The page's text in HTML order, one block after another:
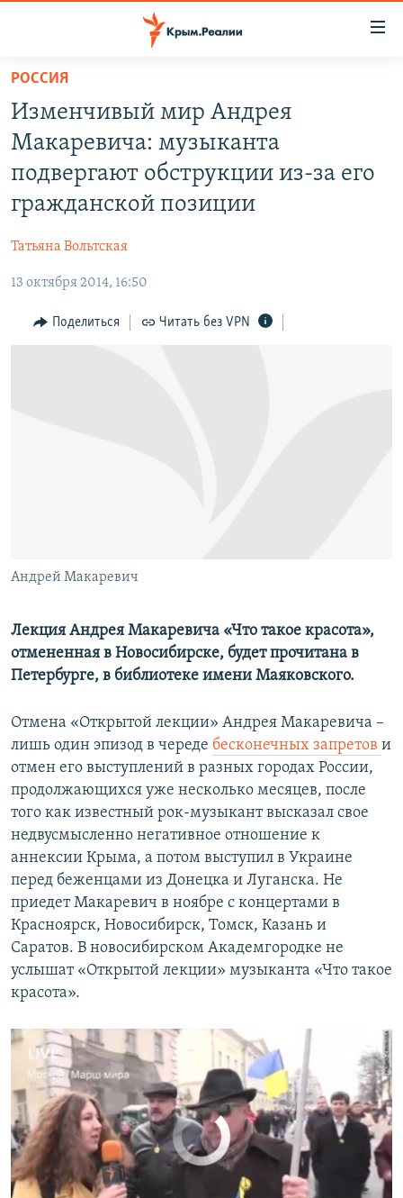
Вернуться
основному
содержанию
главной
Вернутся
КАРТА ВОЕННЫХ ОБЪЕКТОВ КРЫМА
ИНФОГРАФИКА
ТЕЛЕПРОЕКТ КРЫМ.РЕАЛИИ
КАК ОБОЙТИ БЛОКИРОВКУ
РОССИЯ
Изменчивый мир Андрея
Макаревича: музыканта
подвергают обструкции из-за его
гражданской позиции
Татьяна Вольтская
13 октября 2014, 16:50
Поделиться Читать без VPN
Андрей Макаревич
Лекция Андрея Макаревича «Что такое красота»,
отмененная в Новосибирске, будет прочитана в
Петербурге, в библиотеке имени Маяковского.
Отмена «Открытой лекции» Андрея Макаревича –
лишь один эпизод в череде бесконечных запретов и
отмен его выступлений в разных городах России,
продолжающихся уже несколько месяцев, после
того как известный рок-музыкант высказал свое
недвусмысленно негативное отношение к
аннексии Крыма, а потом выступил в Украине
перед беженцами из Донецка и Луганска. Не
приедет Макаревич в ноябре с концертами в
Красноярск, Новосибирск, Томск, Казань и
Саратов. В новосибирском Академгородке не
услышат «Открытой лекции» музыканта «Что такое
красота».
Андрей Макаревич на "Марше мира"
видеоКрым.Реалии
No media source currently available